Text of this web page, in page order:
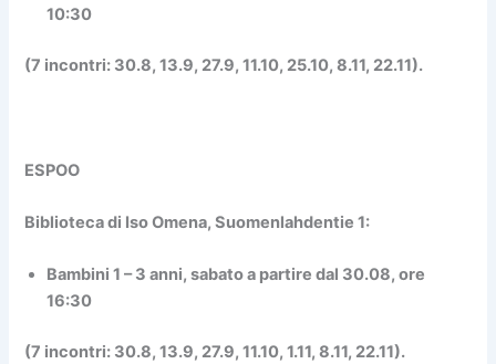
10:30
(7 incontri: 30.8, 13.9, 27.9, 11.10, 25.10, 8.11, 22.11).
ESPOO
Biblioteca di Iso Omena, Suomenlahdentie 1:
Bambini 1 – 3 anni,sabatoa partire dal 30.08, ore
16:30
(7 incontri: 30.8, 13.9, 27.9, 11.10, 1.11, 8.11, 22.11).